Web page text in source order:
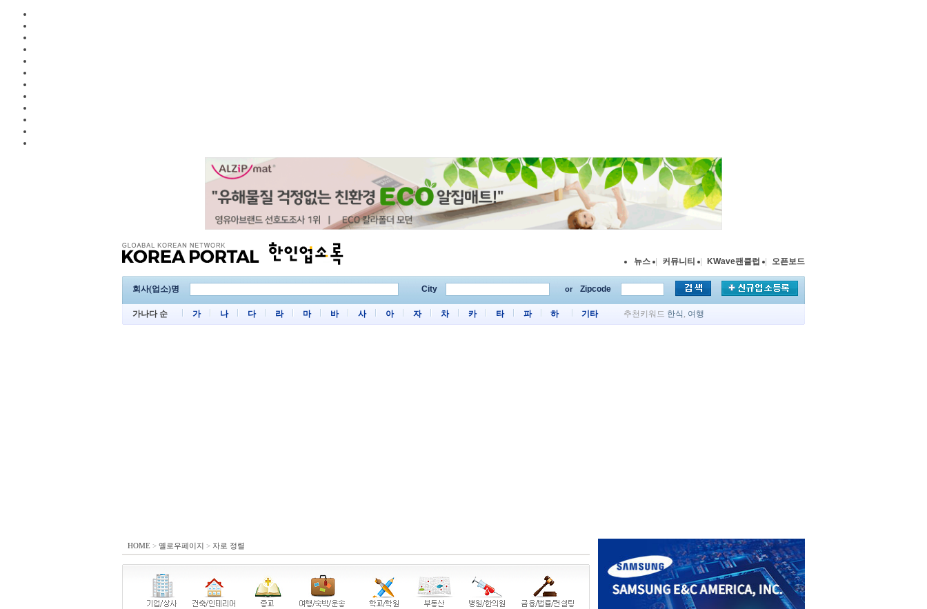
뉴스 커뮤니티 KWave팬클럽 오픈보드
회사(업소)명 City or Zipcode
가나다 순 가 나 다 라 마 바 사 아 자 차 카 타 파 하 기타 추천키워드 한식 , 여행
HOME > 옐로우페이지 > 자로 정렬